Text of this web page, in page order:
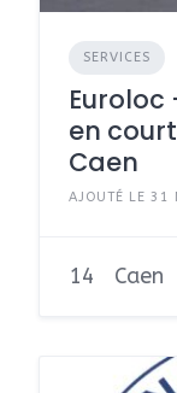
SERVICES
en
Caen
AJOUTÉ LE 31
14 Caen